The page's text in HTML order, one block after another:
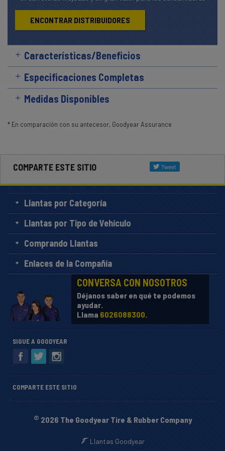
ENCONTRAR DISTRIBUIDORES
Características/Beneficios
Especificaciones Completas
Medidas Disponibles
* En comparación con su antecesor, Goodyear Assurance
COMPARTE ESTE SITIO
Llantas por Categoría
Llantas por Tipo de Vehículo
Comprando Llantas
Enlaces de la Compañía
CONVERSA CON NOSOTROS
Déjanos saber en qué te podemos
ayudar.
Llama 6026088300.
SIGUE A GOODYEAR
COMPARTE ESTE SITIO
© 2026 The Goodyear Tire & Rubber Company
Llantas Goodyear